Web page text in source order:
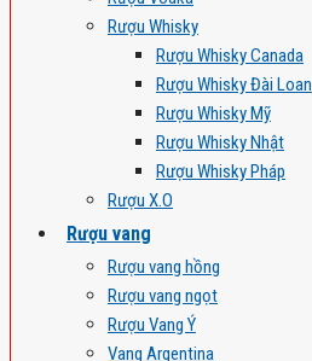
Rượu Whisky
Rượu Whisky Canada
Rượu Whisky Đài Loan
Rượu Whisky Mỹ
Rượu Whisky Nhật
Rượu Whisky Pháp
Rượu X.O
Rượu vang
Rượu vang hồng
Rượu vang ngọt
Rượu Vang Ý
Vang Argentina